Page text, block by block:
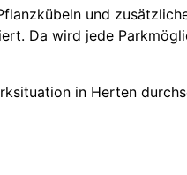
und
Da wird jede
in Herten